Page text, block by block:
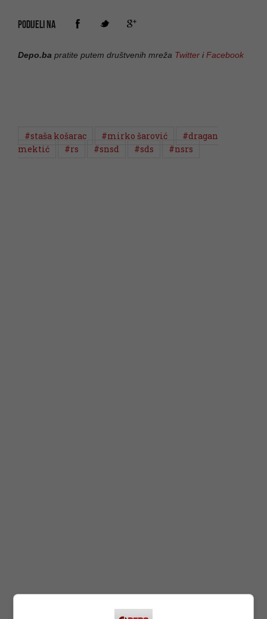
PODIJELI NA
Depo.ba pratite putem društvenih mreža Twitter iFacebook
#staša košarac #mirko šarović
#dragan
mektić
#rs #snsd #sds #nsrs